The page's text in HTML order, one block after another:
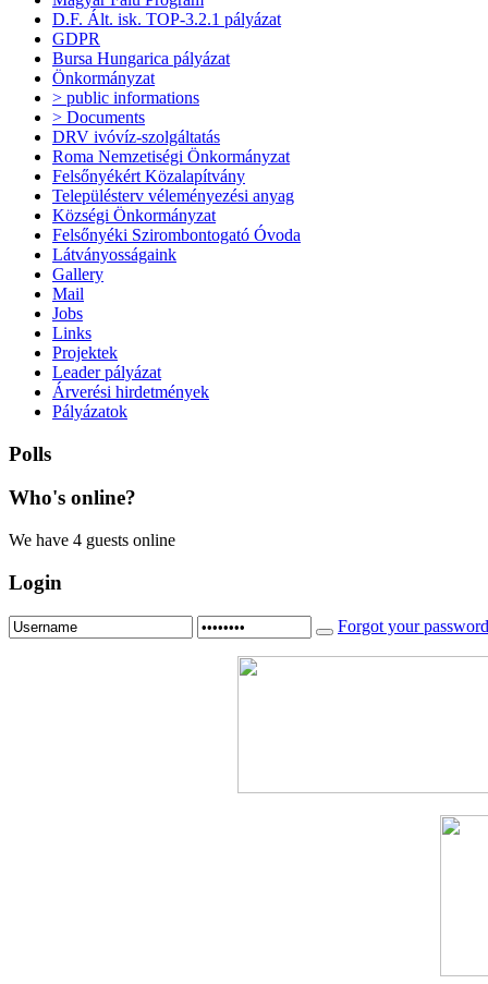
D.F. Ált. isk. TOP-3.2.1 pályázat
GDPR
Bursa Hungarica pályázat
Önkormányzat
> public informations
> Documents
DRV ivóvíz-szolgáltatás
Roma Nemzetiségi Önkormányzat
Felsőnyékért Közalapítvány
Településterv véleményezési anyag
Községi Önkormányzat
Felsőnyéki Szirombontogató Óvoda
Látványosságaink
Gallery
Mail
Jobs
Links
Projektek
Leader pályázat
Árverési hirdetmények
Pályázatok
Polls
Who's online?
We have 4 guests online
Login
Forgot your